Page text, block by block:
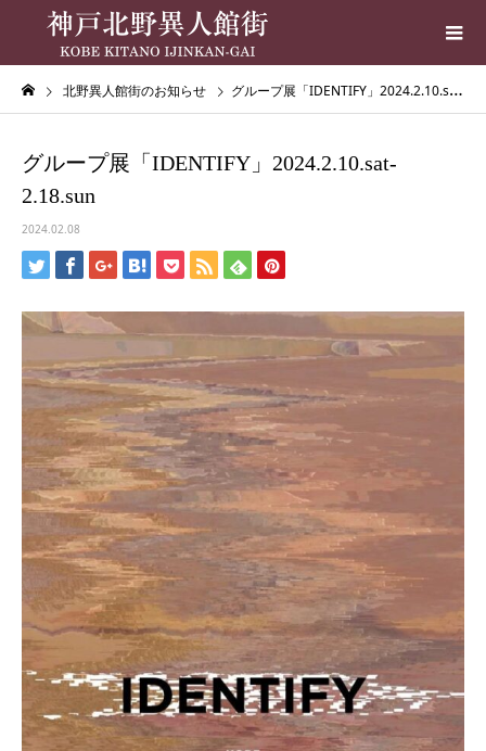
北野異人館街のお知らせ グループ展「IDENTIFY」2024.2.10.sat-2.18.sun
グループ展「IDENTIFY」2024.2.10.sat-
2.18.sun
2024.02.08